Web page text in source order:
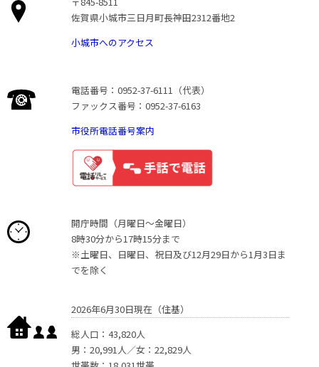
佐賀県小城市三日月町長神田2312番地2
小城市へのアクセス
電話番号：0952-37-6111（代表）
ファックス番号：0952-37-6163
市役所電話番号案内
開庁時間（月曜日〜金曜日）
8時30分から17時15分まで
※土曜日、日曜日、祝日及び12月29日から1月3日ま
でを除く
2026年6月30日現在（住基）
総人口：43,820人
男：20,991人／女：22,829人